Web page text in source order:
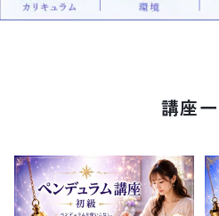
講座